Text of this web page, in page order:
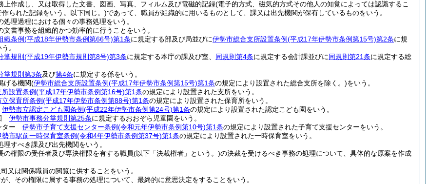
作成し、又は取得した文書、図画、写真、フィルム及び電磁的記録(電子的方式、磁気的方式その他人の知覚によっては認識するこ
られた記録をいう。以下同じ。)であって、職員が組織的に用いるものとして、課又は出先機関が保有しているものをいう。
理過程における個々の事務処理をいう。
書事務を組織的かつ効率的に行うことをいう。
織条例(平成18年伊勢市条例第66号)第1条に規定する部及び局並びに伊勢市総合支所設置条例(平成17年伊勢市条例第15号)第2条に規
。
掌規則 (平成19年伊勢市規則第8号)第3条に規定する本庁の課及び室、 同規則第4条に規定する会計課並びに同規則第21条に規定する総
掌規則第3条及び第4条に規定する係をいう。
げる機関(伊勢市総合支所設置条例(平成17年伊勢市条例第15号)第1条の規定により設置された総合支所を除く。)をいう。
設置条例(平成17年伊勢市条例第16号)第1条の規定により設置された支所をいう。
保育所条例(平成17年伊勢市条例第88号)第1条の規定により設置された保育所をいう。
伊勢市立認定こども園条例(平成22年伊勢市条例第24号)第1条の規定により設置された認定こども園をいう。
伊勢市事務分掌規則第25条に規定するおおぞら児童園をいう。
ター 伊勢市子育て支援センター条例(令和元年伊勢市条例第10号)第1条の規定により設置された子育て支援センターをいう。
勢市駅前一時保育室条例(令和4年伊勢市条例第37号)第1条の規定により設置された一時保育室をいう。
すべき課及び出先機関をいう。
権限の受任者及び専決権限を有する職員(以下「決裁権者」という。)の決裁を受けるべき事務の処理について、具体的な原案を作成
又は関係職員の閲覧に供することをいう。
、その権限に属する事務の処理について、最終的に意思決定をすることをいう。